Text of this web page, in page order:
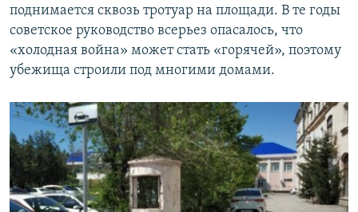
поднимается сквозь тротуар на площади. В те годы
советское руководство всерьез опасалось, что
«холодная война» может стать «горячей», поэтому
убежища строили под многими домами.